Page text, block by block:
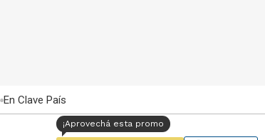
En Clave País